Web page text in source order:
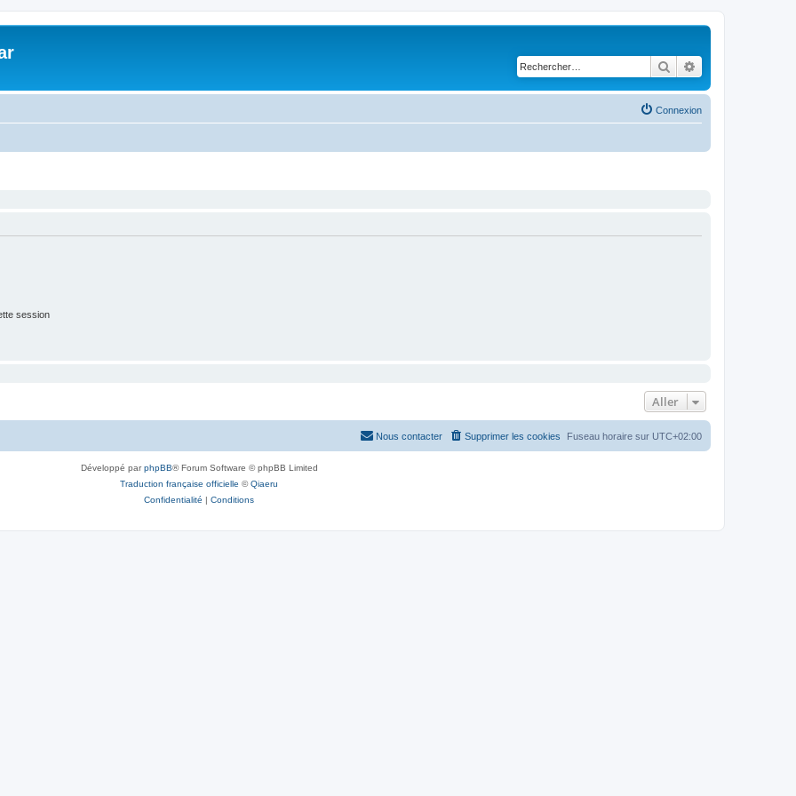
Rechercher
Connexion
session
Aller
Fuseau horaire sur UTC+02:00
Supprimer les cookies
Nous contacter
Développé parphpBB® Forum Software © phpBB Limited
Traduction française officielle ©Qiaeru
Confidentialité | Conditions